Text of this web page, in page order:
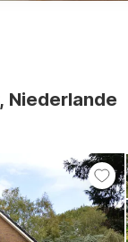
Niederlande